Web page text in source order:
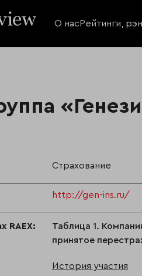
О нас Рейтинги,
Страхование
http://gen-ins.ru/
RAEX:
Таблица 1.
принятое
История участия